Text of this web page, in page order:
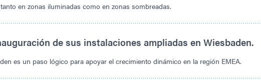
en zonas iluminadas como en zonas sombreadas.
de sus instalaciones ampliadas en Wiesbaden.
es un paso lógico para apoyar el crecimiento dinámico en la región EMEA.